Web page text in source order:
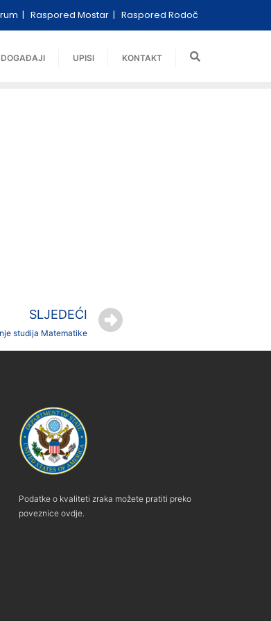
Raspored Mostar Raspored Rodoč
DOGAĐAJI UPISI KONTAKT
SLJEDEĆI
studija Matematike
Podatke o kvaliteti zraka možete pratiti preko
poveznice ovdje.